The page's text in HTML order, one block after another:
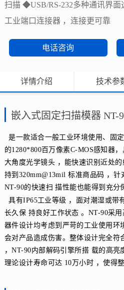
扫描 ◆USB/RS-232多种通讯界
工业端口连接器 ，连接更可靠
电话咨询
详情介绍 技术参
嵌入式固定扫描模器 NT-
是一款适合一般工业环境使用、固
的1280*800百万像素C-MOS感知器
大角度光学镜头 ，能快速识别近处
持到320mm@13mil 标准商品码 ，针
NT-90的快速扫 描性能也能得到充分
具有IP65工业等级 ，面对潮湿或带
长久保 持良好工作状态 。NT-90采
器件设计均考虑到严苛的工业使用环
会对产品造成伤害。 整体设计完全符
，NT-90内部解码引擎所搭 载的高
理论设计寿命可达 10万小时 ，使得